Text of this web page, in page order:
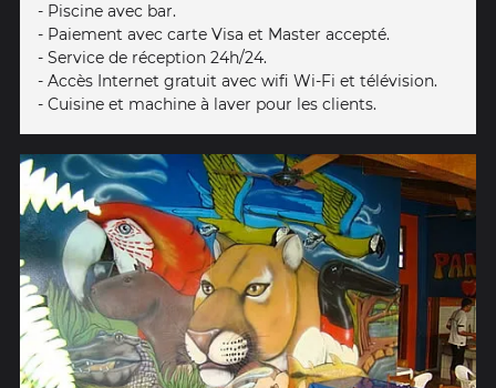
- Piscine avec bar.
- Paiement avec carte Visa et Master accepté.
- Service de réception 24h/24.
- Accès Internet gratuit avec wifi Wi-Fi et télévision.
- Cuisine et machine à laver pour les clients.